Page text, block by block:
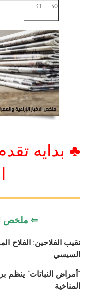
30
31
♣ بدايه
⇐ ملخص
نقيب الفلاحين:
السيسي
“أمراض النباتات” ينظم
المناخية